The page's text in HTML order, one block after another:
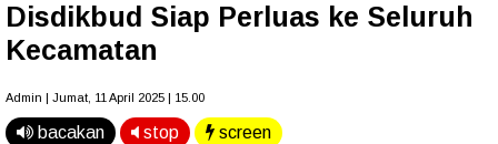
Disdikbud Siap Perluas ke Seluruh
Kecamatan
Admin | Jumat, 11 April 2025 | 15.00
bacakan stop screen